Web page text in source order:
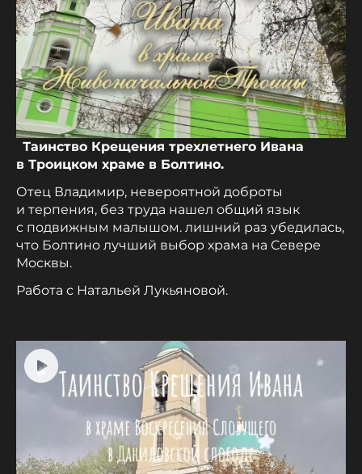
Таинство Крещения трехлетнего Ивана
в Троицком храме в Болтино.
Отец Владимир, невероятной доброты
и терпения, без труда нашел общий язык
с подвижным малышом. лишний раз убедилась,
что Болтино лучший выбор храма на Севере
Москвы.
Работа с Натальей Лукьяновой.